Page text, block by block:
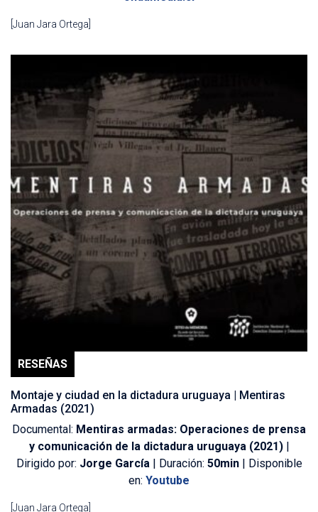
[Juan Jara Ortega]
RESEÑAS
Montaje y ciudad en la dictadura uruguaya | Mentiras
Armadas (2021)
Documental: Mentiras armadas: Operaciones de prensa
y comunicación de la dictadura uruguaya (2021)|
Dirigido por: Jorge García| Duración: 50min| Disponible
en: Youtube
[Juan Jara Ortega]